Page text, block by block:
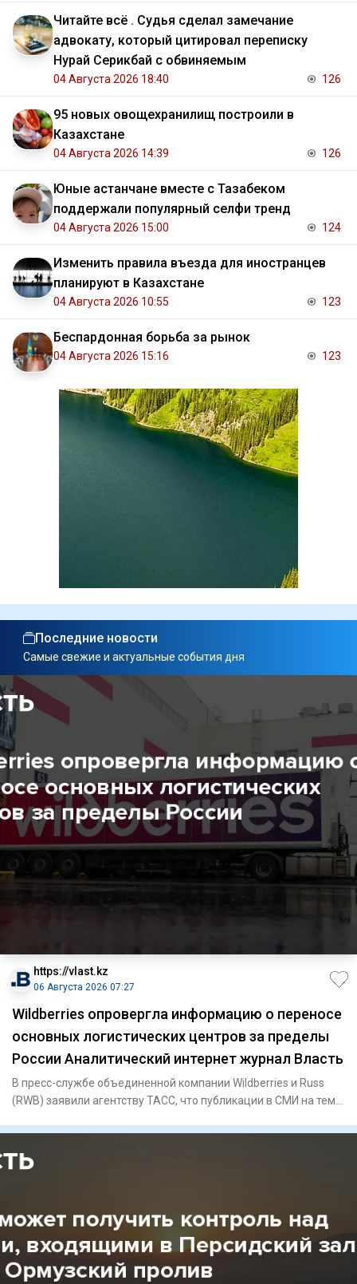
Читайте всё . Судья сделал замечание
адвокату, который цитировал переписку
Нурай Серикбай с обвиняемым
04 Августа 2026 18:40 126
95 новых овощехранилищ построили в
Казахстане
04 Августа 2026 14:39 126
Юные астанчане вместе с Тазабеком
поддержали популярный селфи тренд
04 Августа 2026 15:00 124
Изменить правила въезда для иностранцев
планируют в Казахстане
04 Августа 2026 10:55 123
Беспардонная борьба за рынок
04 Августа 2026 15:16 123
Последние новости
Самые свежие и актуальные события дня
https://vlast.kz
06 Августа 2026 07:27
Wildberries опровергла информацию о переносе
основных логистических центров за пределы
России Аналитический интернет журнал Власть
В пресс-службе объединенной компании Wildberries и Russ
(RWB) заявили агентству ТАСС, что публикации в СМИ на тему